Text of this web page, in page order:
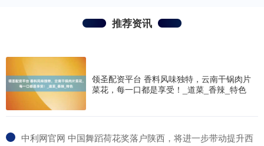
推荐资讯
领圣配资平台 香料风味独特，云南干锅肉片
菜花，每一口都是享受！_道菜_香辣_特色
​中利网官网 中国舞蹈荷花奖落户陕西，将进一步带动提升西